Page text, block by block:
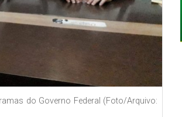
do Governo Federal (Foto/Arquivo: